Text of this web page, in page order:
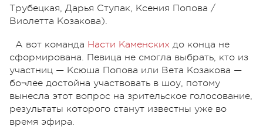
Трубецкая, Дарья Ступак, Ксения Попова /
Виолетта Козакова).
А вот команда Насти Каменских до конца не
сформирована. Певица не смогла выбрать, кто из
участниц — Ксюша Попова или Вета Козакова —
бо¬лее достойна участвовать в шоу, потому
вынесла этот вопрос на зрительское голосование,
результаты которого станут известны уже во
время эфира.